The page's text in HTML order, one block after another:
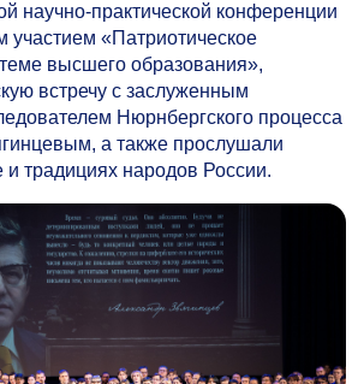
научно-практической конференции
«Патриотическое
высшего образования»,
встречу с заслуженным
Нюрнбергского процесса
а также прослушали
и традициях народов России.